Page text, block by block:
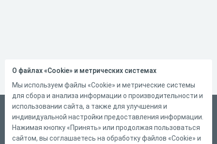
Русский
Справка
Форма обратной связи
О файлах «Cookie» и метрических системах
Мы используем файлы «Cookie» и метрические системы
для сбора и анализа информации о производительности и
использовании сайта, а также для улучшения и
индивидуальной настройки предоставления информации.
Нажимая кнопку «Принять» или продолжая пользоваться
сайтом, вы соглашаетесь на обработку файлов «Cookie» и